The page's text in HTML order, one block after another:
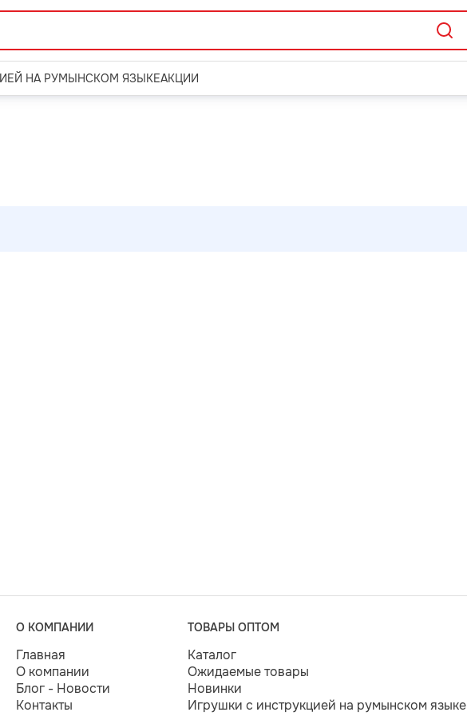
НА РУМЫНСКОМ ЯЗЫКЕАКЦИИ
О КОМПАНИИ
Главная
О компании
Блог - Новости
Контакты
ТОВАРЫ ОПТОМ
Каталог
Ожидаемые товары
Новинки
Игрушки с инструкцией на румынском языке